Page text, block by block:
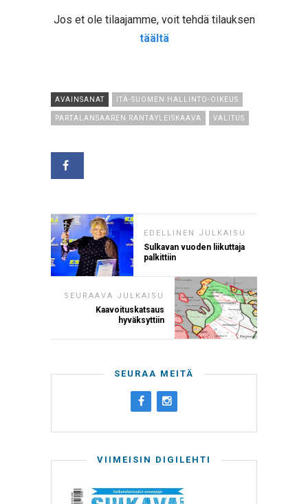
Jos et ole tilaajamme, voit tehdä tilauksen
täältä
AVAINSANAT ITÄ-SUOMEN HALLINTO-OIKEUS
PARTALANSAAREN RANTAYLEISKAAVA VALITUS
EDELLINEN JULKAISU
Sulkavan vuoden liikuttaja
palkittiin
SEURAAVA JULKAISU
Kaavoituskatsaus
hyväksyttiin
SEURAA MEITÄ
VIIMEISIN DIGILEHTI